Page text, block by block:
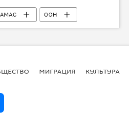
ООН
МИГРАЦИЯ КУЛЬТУРА